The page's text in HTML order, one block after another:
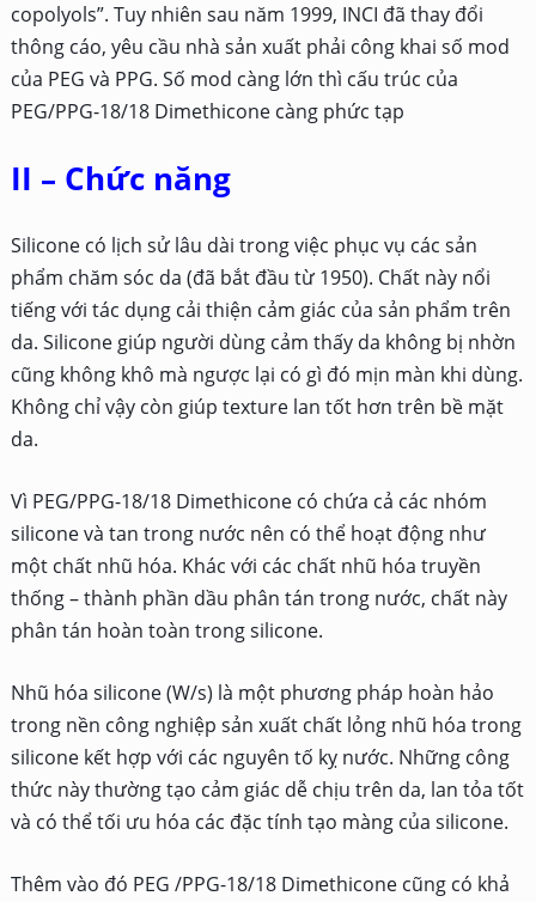
copolyols”. Tuy nhiên sau năm 1999, INCI đã thay đổi
thông cáo, yêu cầu nhà sản xuất phải công khai số mod
của PEG và PPG. Số mod càng lớn thì cấu trúc của
PEG/PPG-18/18 Dimethicone càng phức tạp
II – Chức năng
Silicone có lịch sử lâu dài trong việc phục vụ các sản
phẩm chăm sóc da (đã bắt đầu từ 1950). Chất này nổi
tiếng với tác dụng cải thiện cảm giác của sản phẩm trên
da. Silicone giúp người dùng cảm thấy da không bị nhờn
cũng không khô mà ngược lại có gì đó mịn màn khi dùng.
Không chỉ vậy còn giúp texture lan tốt hơn trên bề mặt
da.
Vì PEG/PPG-18/18 Dimethicone có chứa cả các nhóm
silicone và tan trong nước nên có thể hoạt động như
một chất nhũ hóa. Khác với các chất nhũ hóa truyền
thống – thành phần dầu phân tán trong nước, chất này
phân tán hoàn toàn trong silicone.
Nhũ hóa silicone (W/s) là một phương pháp hoàn hảo
trong nền công nghiệp sản xuất chất lỏng nhũ hóa trong
silicone kết hợp với các nguyên tố kỵ nước. Những công
thức này thường tạo cảm giác dễ chịu trên da, lan tỏa tốt
và có thể tối ưu hóa các đặc tính tạo màng của silicone.
Thêm vào đó PEG /PPG-18/18 Dimethicone cũng có khả